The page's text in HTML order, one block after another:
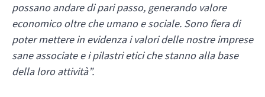
possano andare di pari passo, generando valore
economico oltre che umano e sociale. Sono fiera di
poter mettere in evidenza i valori delle nostre imprese
sane associate e i pilastri etici che stanno alla base
della loro attività”.